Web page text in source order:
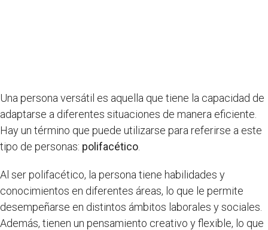
Una persona versátil es aquella que tiene la capacidad de
adaptarse a diferentes situaciones de manera eficiente.
Hay un término que puede utilizarse para referirse a este
tipo de personas: polifacético
Al ser polifacético, la persona tiene habilidades y
conocimientos en diferentes áreas, lo que le permite
desempeñarse en distintos ámbitos laborales y sociales.
Además, tienen un pensamiento creativo y flexible, lo que